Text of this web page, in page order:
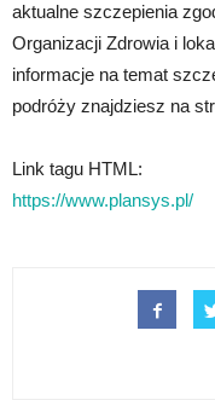
aktualne szczepienia
Organizacji Zdrowia i
informacje na temat
podróży znajdziesz na
Link tagu HTML:
https://www.plansys.pl/